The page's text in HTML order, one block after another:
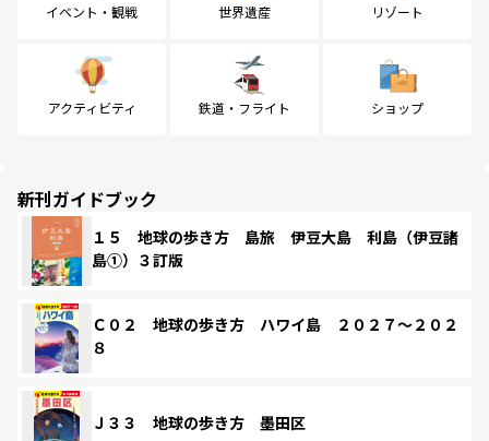
イベント・観戦 世界遺産 リゾート
アクティビティ 鉄道・フライト ショップ
新刊ガイドブック
１５ 地球の歩き方 島旅 伊豆大島 利島（伊豆諸
島①）３訂版
Ｃ０２ 地球の歩き方 ハワイ島 ２０２７～２０２
８
Ｊ３３ 地球の歩き方 墨田区